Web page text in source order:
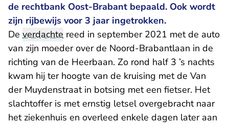
de rechtbank Oost-Brabant bepaald. Ook wordt
zijn rijbewijs voor 3 jaar ingetrokken.
De verdachte reed in september 2021 met de auto
van zijn moeder over de Noord-Brabantlaan in de
richting van de Heerbaan. Zo rond half 3 ’s nachts
kwam hij ter hoogte van de kruising met de Van
der Muydenstraat in botsing met een fietser. Het
slachtoffer is met ernstig letsel overgebracht naar
het ziekenhuis en overleed enkele dagen later aan